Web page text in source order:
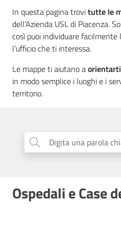
di
cura
fare
per...
territorio
Studiare
a
In questa pagina trovitutte le
dell’Azienda USL di Piacenza.
così puoi individuare facilmente
l’ufficio che ti interessa.
Le mappe ti aiutano a
in modo semplice i luoghi e i
territorio.
Ospedali e Case